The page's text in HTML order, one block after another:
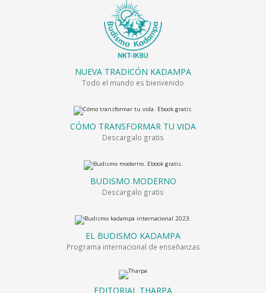
NUEVA TRADICÓN KADAMPA
Todo el mundo es bienvenido
CÓMO TRANSFORMAR TU VIDA
Descargalo gratis
BUDISMO MODERNO
Descargalo gratis
EL BUDISMO KADAMPA
Programa internacional de enseñanzas
EDITORIAL THARPA